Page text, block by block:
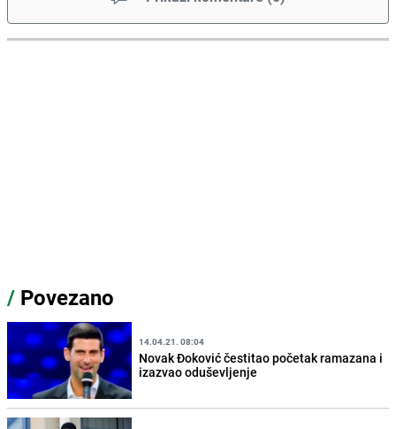
/ Povezano
14.04.21. 08:04
Novak Đoković čestitao početak ramazana i
izazvao oduševljenje